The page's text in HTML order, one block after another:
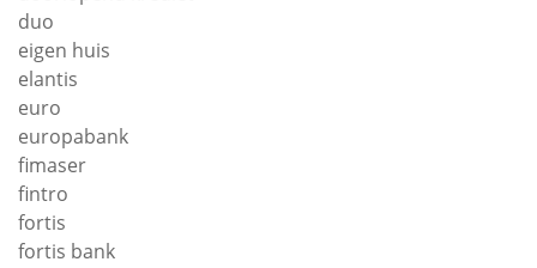
duo
eigen huis
elantis
euro
europabank
fimaser
fintro
fortis
fortis bank